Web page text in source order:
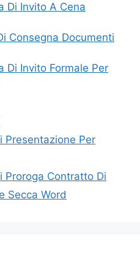
Di Invito A Cena
Consegna Documenti
Di Invito Formale Per
Presentazione Per
Proroga Contratto Di
Secca Word